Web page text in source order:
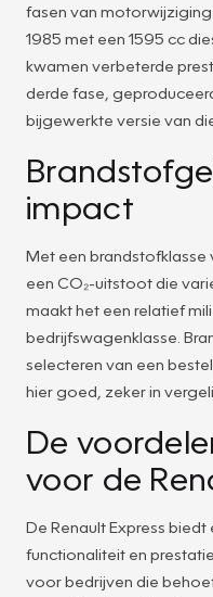
fasen van
1985 met een 1595 cc
kwamen verbeterde
derde fase,
bijgewerkte versie van
impact
Met een brandstofklasse
een CO₂-uitstoot die
maakt het een relatief
bedrijfswagenklasse.
selecteren van een
hier goed, zeker in
De
voor de
De Renault Express
functionaliteit en
voor bedrijven die